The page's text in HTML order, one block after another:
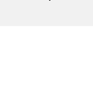
Pro MFP M477
Pro MFP M477 series